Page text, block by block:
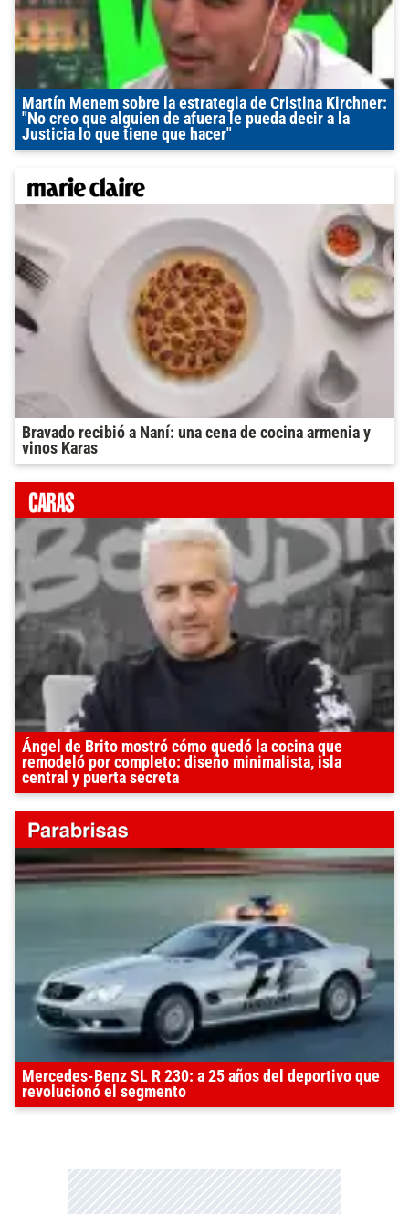
Martín Menem sobre la estrategia de Cristina Kirchner:
"No creo que alguien de afuera le pueda decir a la
Justicia lo que tiene que hacer"
Bravado recibió a Naní: una cena de cocina armenia y
vinos Karas
Ángel de Brito mostró cómo quedó la cocina que
remodeló por completo: diseño minimalista, isla
central y puerta secreta
Mercedes-Benz SL R 230: a 25 años del deportivo que
revolucionó el segmento